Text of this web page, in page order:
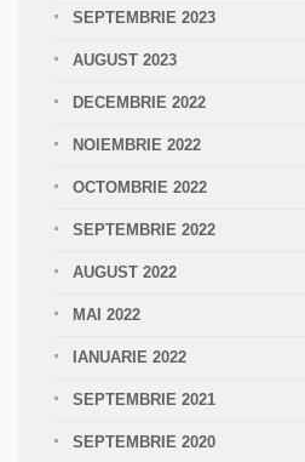
SEPTEMBRIE 2023
AUGUST 2023
DECEMBRIE 2022
NOIEMBRIE 2022
OCTOMBRIE 2022
SEPTEMBRIE 2022
AUGUST 2022
MAI 2022
IANUARIE 2022
SEPTEMBRIE 2021
SEPTEMBRIE 2020